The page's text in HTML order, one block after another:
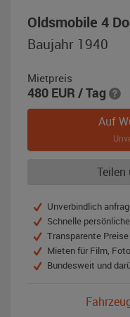
Oldsmobile 4
Baujahr 1940
Mietpreis
480 EUR / Tag
Auf
Teilen
Unverbindlich
Schnelle
Transparente Preise
Mieten für Film,
Bundesweit und